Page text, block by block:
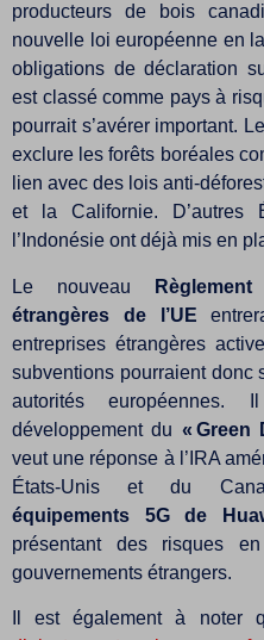
producteurs de bois
nouvelle loi européenne en
obligations de déclaration
est classé comme pays à
pourrait s’avérer important.
exclure les forêts boréales
lien avec des lois anti-
et la Californie. D’autres
l’Indonésie ont déjà mis en
Le nouveau
étrangères de l’UE
entreprises étrangères
subventions pourraient donc
autorités
développement du « Green
veut une réponse à l’IRA
États-Unis et du
équipements 5G de
présentant des risques
gouvernements étrangers.
Il est également à noter